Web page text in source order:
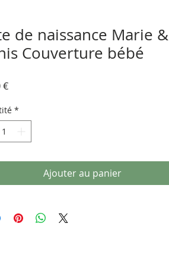
de naissance Marie &
Couverture bébé
€Prix
*
Ajouter au panier